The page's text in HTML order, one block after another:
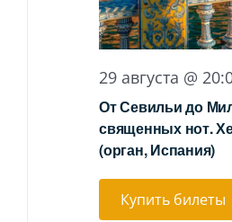
29 августа @
От Севильи до
священных нот.
(орган, Испания)
Купить билеты